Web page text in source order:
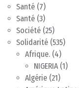
Santé (7)
Santé (3)
Société (25)
Solidarité (535)
Afrique. (4)
NIGERIA(1)
Algérie (21)